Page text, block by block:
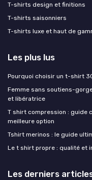
T-shirts design et finitions
T-shirts saisonniers
T-shirts luxe et haut de
Les plus lus
Pourquoi choisir un t-shirt
Femme sans soutiens-
et libératrice
T shirt compression : guide
meilleure option
Tshirt merinos : le guide
Le t shirt propre : qualité et
Les derniers